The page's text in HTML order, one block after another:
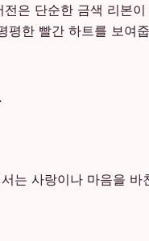
은 단순한 금색 리본
평한 빨간 하트를 보여
는 사랑이나 마음을 바